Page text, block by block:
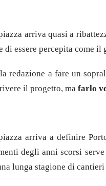
arriva quasi a
essere percepita come
redazione a fare un
il progetto, ma farlo
arriva a definire
degli anni scorsi
lunga stagione di